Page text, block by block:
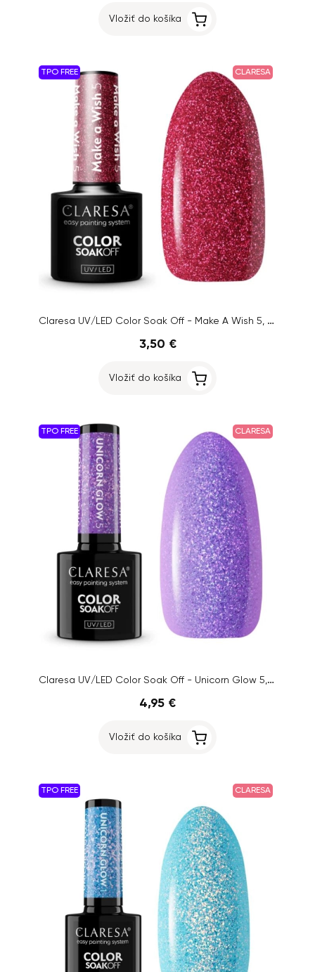
Vložiť do košíka
TPO FREE CLARESA
Claresa UV/LED Color Soak Off - Make A Wish 5, 5g
3,50 €
Vložiť do košíka
TPO FREE CLARESA
Claresa UV/LED Color Soak Off - Unicorn Glow 5, 5g
4,95 €
Vložiť do košíka
TPO FREE CLARESA